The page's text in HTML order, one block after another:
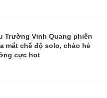
Trường Vinh Quang phiên
mắt chế độ solo, chào hè
cực hot